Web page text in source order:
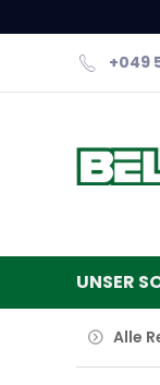
+049
UNSER
Alle